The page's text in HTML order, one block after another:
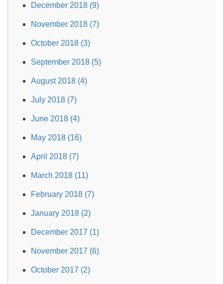
December 2018 (9)
November 2018 (7)
October 2018 (3)
September 2018 (5)
August 2018 (4)
July 2018 (7)
June 2018 (4)
May 2018 (16)
April 2018 (7)
March 2018 (11)
February 2018 (7)
January 2018 (2)
December 2017 (1)
November 2017 (6)
October 2017 (2)